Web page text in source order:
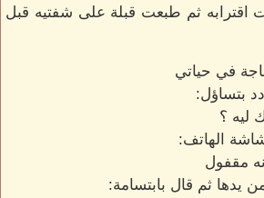
اقترابه ثم طبعت قبلة على شفتيه قبل
في حياتي
بتساؤل:
ليه ؟
الهاتف:
مقفول
يدها ثم قال بابتسامة: